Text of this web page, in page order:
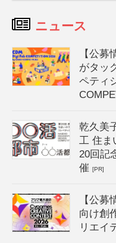
ニュース
【公
がタッ
ペティ
乾久美
工 住ま
20回記
催[PR]
【公
向け創
リエイ